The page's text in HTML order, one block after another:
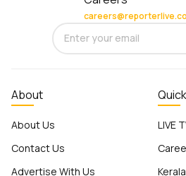
About
About Us
Contact Us
Advertise With Us
LIVE